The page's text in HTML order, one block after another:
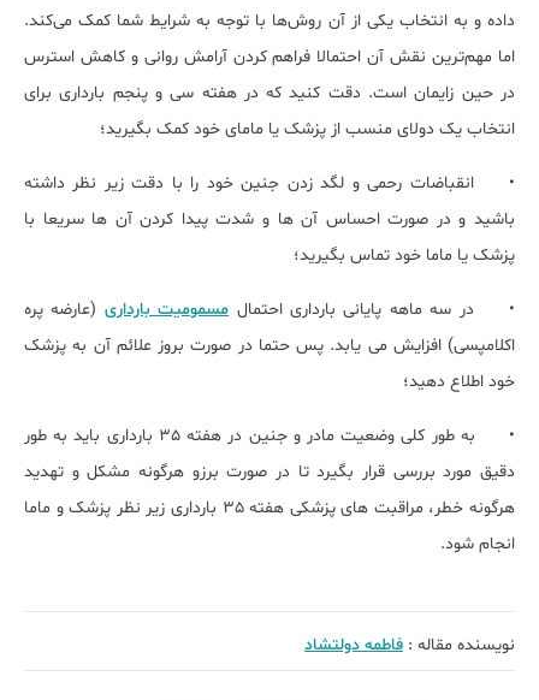
داده و به انتخاب یکی از آن روش‌ها با توجه به شرایط شما کمک می‌کند.
اما مهم‌ترین نقش آن احتمالا فراهم کردن آرامش روانی و کاهش استرس
در حین زایمان است. دقت کنید که در هفته سی و پنجم بارداری برای
انتخاب یک دولای منسب از پزشک یا مامای خود کمک بگیرید؛
•
انقباضات رحمی و لگد زدن جنین خود را با دقت زیر نظر داشته
باشید و در صورت احساس آن ها و شدت پیدا کردن آن ها سریعا با
پزشک یا ماما خود تماس بگیرید؛
• در سه ماهه پایانی بارداری احتمالمسمومیت بارداری (عارضه پره
اکلامپسی) افزایش می یابد. پس حتما در صورت بروز علائم آن به پزشک
خود اطلاع دهید؛
•
به طور کلی وضعیت مادر و جنین در هفته 35 بارداری باید به طور
دقیق مورد بررسی قرار بگیرد تا در صورت برزو هرگونه مشکل و تهدید
هرگونه خطر، مراقبت های پزشکی هفته 35 بارداری زیر نظر پزشک و ماما
انجام شود.
نویسنده مقاله : فاطمه دولتشاد